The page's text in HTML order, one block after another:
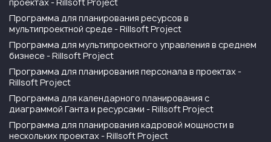
Программа для планирования ресурсов в
мультипроектной среде - Rillsoft Project
Программа для мультипроектного управления в среднем
бизнесе - Rillsoft Project
Программа для планирования персонала в проектах -
Rillsoft Project
Программа для календарного планирования с
диаграммой Ганта и ресурсами - Rillsoft Project
Программа для планирования кадровой мощности в
нескольких проектах - Rillsoft Project